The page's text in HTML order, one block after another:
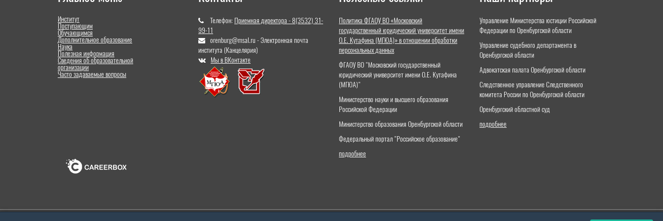
Институт
Поступающим
Обучающимся
Дополнительное образование
Наука
Полезная информация
Сведения об образовательной
организации
Часто задаваемые вопросы
Телефон: Приемная директора - 8(3532) 31-
99-11
orenburg@msal.ru - Электронная почта
института (Канцелярия)
Мы в ВКонтакте
Политика ФГАОУ ВО «Московский
государственный юридический университет имени
О.Е. Кутафина (МГЮА)» в отношении обработки
персональных данных
ФГАОУ ВО "Московский государственный
юридический университет имени О.Е. Кутафина
(МГЮА)"
Министерство науки и высшего образования
Российской Федерации
Министерство образования Оренбургской области
Федеральный портал "Российское образование"
подробнее
Управление Министерства юстиции Российской
Федерации по Оренбургской области
Управление судебного департамента в
Оренбургской области
Адвокатская палата Оренбургской области
Следственное управление Следственного
комитета России по Оренбургской области
Оренбургский областной суд
подробнее